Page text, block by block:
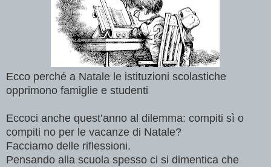
Ecco perché a Natale le istituzioni scolastiche
opprimono famiglie e studenti
Eccoci anche quest’anno al dilemma: compiti sì o
compiti no per le vacanze di Natale?
Facciamo delle riflessioni.
Pensando alla scuola spesso ci si dimentica che